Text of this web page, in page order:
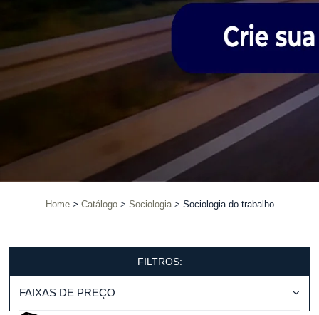
Home Catálogo Sociologia Sociologia do trabalho
FILTROS:
FAIXAS DE PREÇO